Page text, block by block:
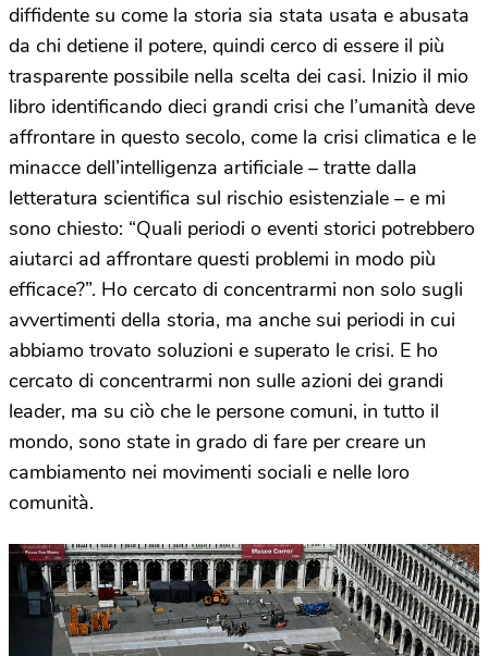
diffidente su come la storia sia stata usata e abusata
da chi detiene il potere, quindi cerco di essere il più
trasparente possibile nella scelta dei casi. Inizio il mio
libro identificando dieci grandi crisi che l’umanità deve
affrontare in questo secolo, come la crisi climatica e le
minacce dell’intelligenza artificiale – tratte dalla
letteratura scientifica sul rischio esistenziale – e mi
sono chiesto: “Quali periodi o eventi storici potrebbero
aiutarci ad affrontare questi problemi in modo più
efficace?”. Ho cercato di concentrarmi non solo sugli
avvertimenti della storia, ma anche sui periodi in cui
abbiamo trovato soluzioni e superato le crisi. E ho
cercato di concentrarmi non sulle azioni dei grandi
leader, ma su ciò che le persone comuni, in tutto il
mondo, sono state in grado di fare per creare un
cambiamento nei movimenti sociali e nelle loro
comunità.